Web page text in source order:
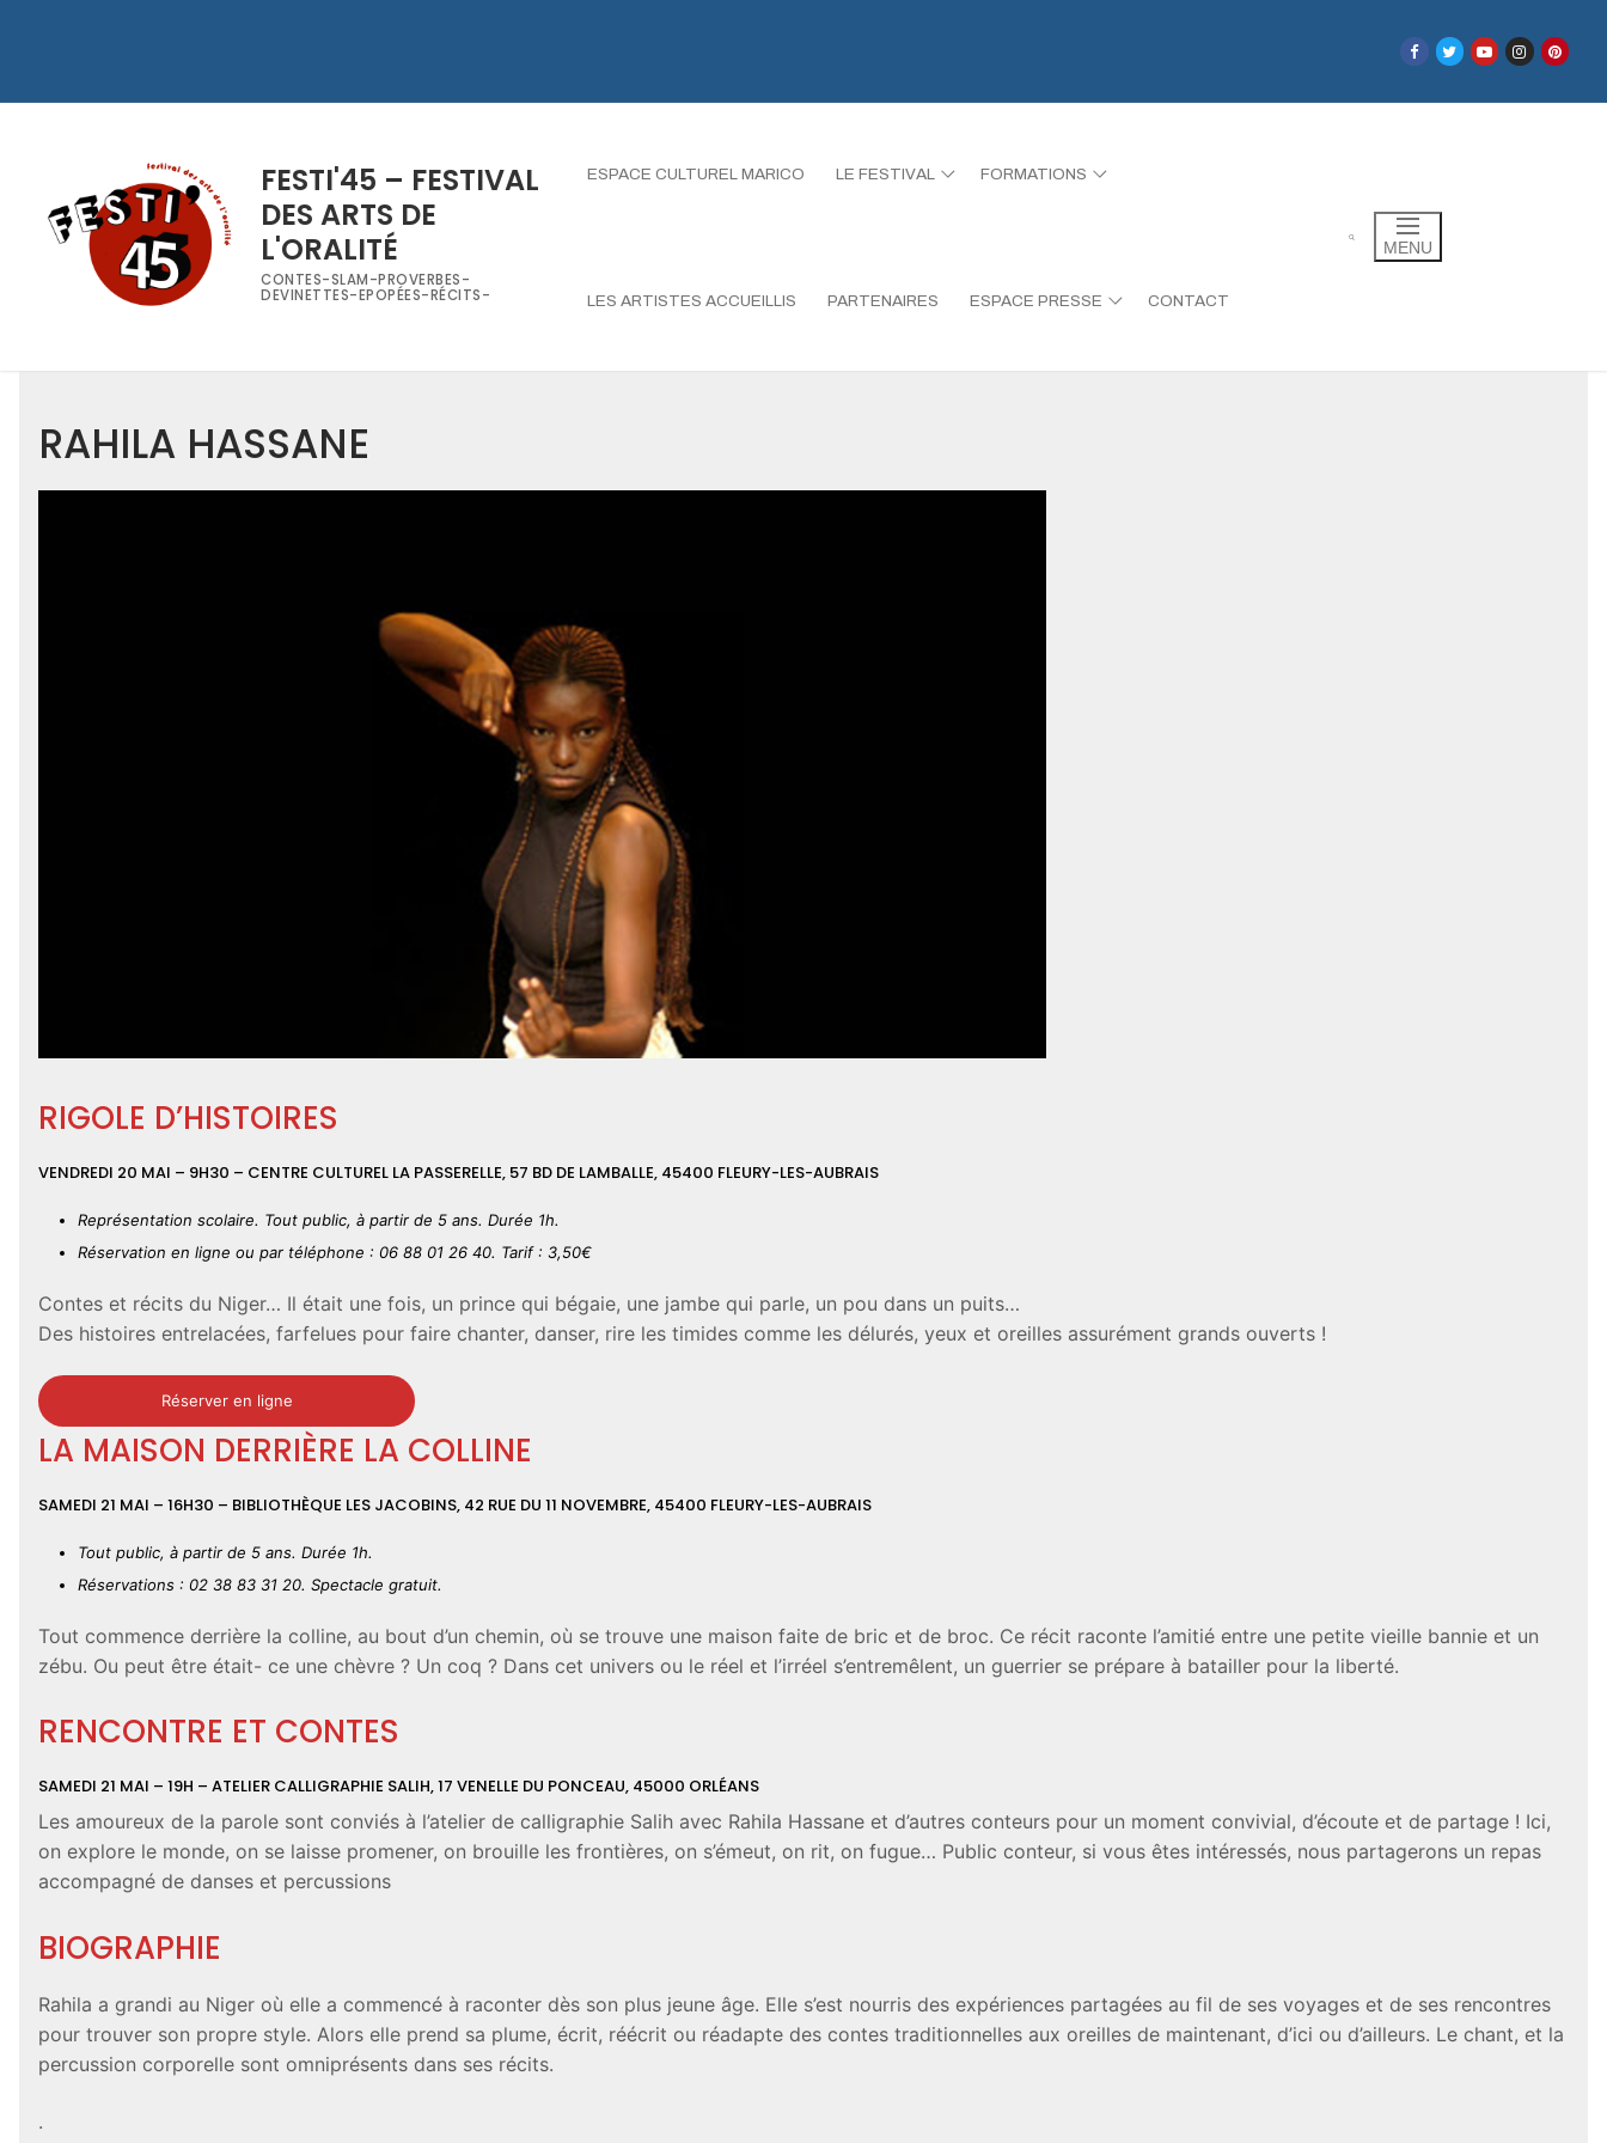
FESTI'45 – FESTIVAL
DES ARTS DE
L'ORALITÉ
CONTES-SLAM-PROVERBES-
DEVINETTES-EPOPÉES-RÉCITS-
ESPACE CULTUREL MARICO LE FESTIVAL FORMATIONS
LES ARTISTES ACCUEILLIS PARTENAIRES ESPACE PRESSE CONTACT
MENU
RAHILA HASSANE
RIGOLE D’HISTOIRES
VENDREDI 20 MAI – 9H30 – CENTRE CULTUREL LA PASSERELLE, 57 BD DE LAMBALLE, 45400 FLEURY-LES-AUBRAIS
Représentation scolaire. Tout public, à partir de 5 ans. Durée 1h.
Réservation en ligne ou par téléphone : 06 88 01 26 40. Tarif : 3,50€
Contes et récits du Niger… Il était une fois, un prince qui bégaie, une jambe qui parle, un pou dans un puits…
Des histoires entrelacées, farfelues pour faire chanter, danser, rire les timides comme les délurés, yeux et oreilles assurément grands ouverts !
Réserver en ligne
LA MAISON DERRIÈRE LA COLLINE
SAMEDI 21 MAI – 16H30 – BIBLIOTHÈQUE LES JACOBINS, 42 RUE DU 11 NOVEMBRE, 45400 FLEURY-LES-AUBRAIS
Tout public, à partir de 5 ans. Durée 1h.
Réservations : 02 38 83 31 20. Spectacle gratuit.
Tout commence derrière la colline, au bout d’un chemin, où se trouve une maison faite de bric et de broc. Ce récit raconte l’amitié entre une petite vieille bannie et un
zébu. Ou peut être était- ce une chèvre ? Un coq ? Dans cet univers ou le réel et l’irréel s’entremêlent, un guerrier se prépare à batailler pour la liberté.
RENCONTRE ET CONTES
SAMEDI 21 MAI – 19H – ATELIER CALLIGRAPHIE SALIH, 17 VENELLE DU PONCEAU, 45000 ORLÉANS
Les amoureux de la parole sont conviés à l’atelier de calligraphie Salih avec Rahila Hassane et d’autres conteurs pour un moment convivial, d’écoute et de partage ! Ici,
on explore le monde, on se laisse promener, on brouille les frontières, on s’émeut, on rit, on fugue… Public conteur, si vous êtes intéressés, nous partagerons un repas
accompagné de danses et percussions
BIOGRAPHIE
Rahila a grandi au Niger où elle a commencé à raconter dès son plus jeune âge. Elle s’est nourris des expériences partagées au fil de ses voyages et de ses rencontres
pour trouver son propre style. Alors elle prend sa plume, écrit, réécrit ou réadapte des contes traditionnelles aux oreilles de maintenant, d’ici ou d’ailleurs. Le chant, et la
percussion corporelle sont omniprésents dans ses récits.
.